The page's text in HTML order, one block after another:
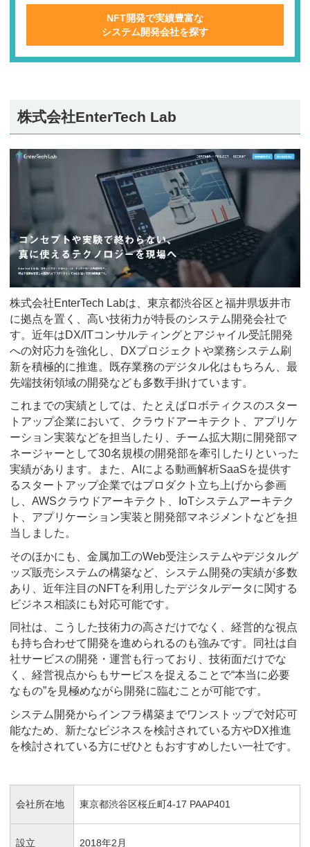
NFT開発で実績豊富な
システム開発会社を探す
株式会社EnterTech Lab
株式会社EnterTech Labは、東京都渋谷区と福井県坂井市
に拠点を置く、高い技術力が特長のシステム開発会社で
す。近年はDX/ITコンサルティングとアジャイル受託開発
への対応力を強化し、DXプロジェクトや業務システム刷
新を積極的に推進。既存業務のデジタル化はもちろん、最
先端技術領域の開発なども多数手掛けています。
これまでの実績としては、たとえばロボティクスのスター
トアップ企業において、クラウドアーキテクト、アプリケ
ーション実装などを担当したり、チーム拡大期に開発部マ
ネージャーとして30名規模の開発部を牽引したりといった
実績があります。また、AIによる動画解析SaaSを提供す
るスタートアップ企業ではプロダクト立ち上げから参画
し、AWSクラウドアーキテクト、IoTシステムアーキテク
ト、アプリケーション実装と開発部マネジメントなどを担
当しました。
そのほかにも、金属加工のWeb受注システムやデジタルグ
ッズ販売システムの構築など、システム開発の実績が多数
あり、近年注目のNFTを利用したデジタルデータに関する
ビジネス相談にも対応可能です。
同社は、こうした技術力の高さだけでなく、経営的な視点
も持ち合わせて開発を進められるのも強みです。同社は自
社サービスの開発・運営も行っており、技術面だけでな
く、経営視点からもサービスを捉えることで“本当に必要
なもの”を見極めながら開発に臨むことが可能です。
システム開発からインフラ構築までワンストップで対応可
能なため、新たなビジネスを検討されている方やDX推進
を検討されている方にぜひともおすすめしたい一社です。
会社所在地 東京都渋谷区桜丘町4-17 PAAP401
設立 2018年2月